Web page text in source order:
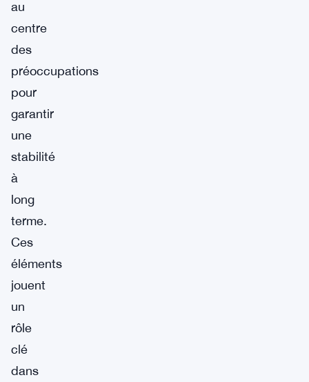
au
centre
des
préoccupations
pour
garantir
une
stabilité
à
long
terme.
Ces
éléments
jouent
un
rôle
clé
dans